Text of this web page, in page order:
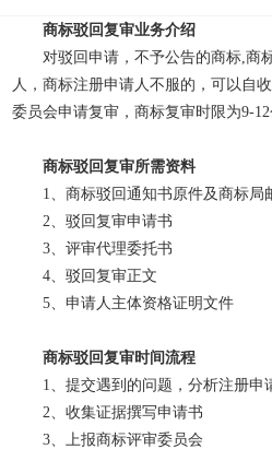
商标驳回复审业务介绍
对驳回申请，不予公告的商标,商
人，商标注册申请人不服的，可以自
委员会申请复审，商标复审时限为9-12
商标驳回复审所需资料
1、商标驳回通知书原件及商标局
2、驳回复审申请书
3、评审代理委托书
4、驳回复审正文
5、申请人主体资格证明文件
商标驳回复审时间流程
1、提交遇到的问题，分析注册申
2、收集证据撰写申请书
3、上报商标评审委员会